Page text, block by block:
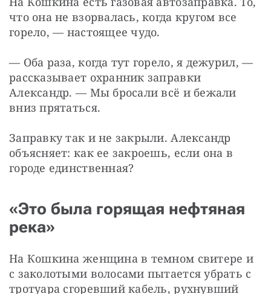
что она не взорвалась, когда кругом все
горело, — настоящее чудо.
— Оба раза, когда тут горело, я дежурил, —
рассказывает охранник заправки
Александр. — Мы бросали всё и бежали
вниз прятаться.
Заправку так и не закрыли. Александр
объясняет: как ее закроешь, если она в
городе единственная?
«Это была горящая нефтяная
река»
На Кошкина женщина в темном свитере и
с заколотыми волосами пытается убрать с
тротуара сгоревший кабель, рухнувший